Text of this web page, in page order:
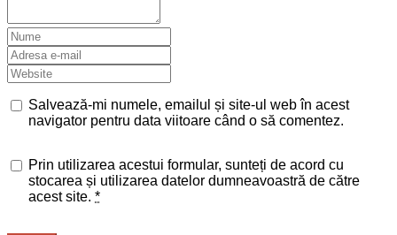
Salvează-mi numele, emailul și site-ul web în acest
navigator pentru data viitoare când o să comentez.
Prin utilizarea acestui formular, sunteți de acord cu
stocarea și utilizarea datelor dumneavoastră de către
acest site. *